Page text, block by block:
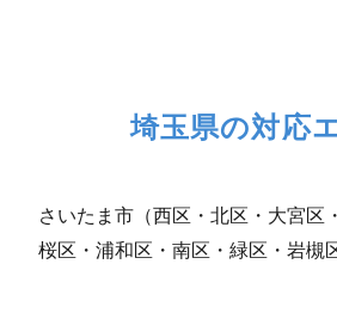
埼玉県の対応
さいたま市（西区・北区・大宮区
桜区・浦和区・南区・緑区・岩槻